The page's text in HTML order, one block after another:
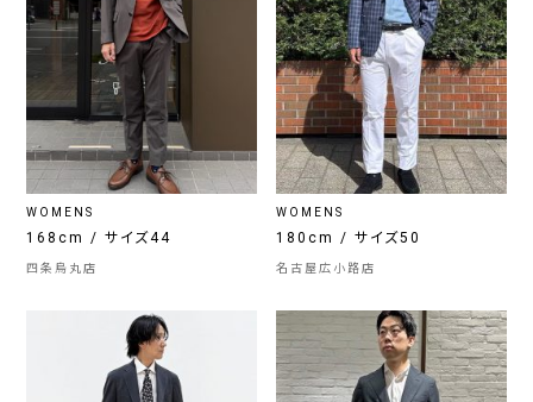
WOMENS
168cm / サイズ44
四条烏丸店
WOMENS
180cm / サイズ50
名古屋広小路店